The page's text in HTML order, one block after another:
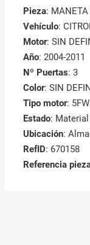
Pieza: MANETA
Vehículo:
Motor: SIN
Año: 2004-2011
Nº Puertas: 3
Color: SIN
Tipo motor:
Estado: Material
Ubicación:
RefID: 670158
Referencia